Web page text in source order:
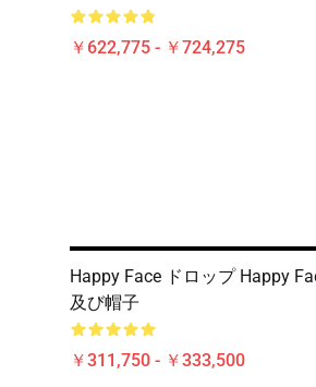
￥622,775 - ￥724,275
Happy Face ドロップ Happy
及び帽子
￥311,750 - ￥333,500